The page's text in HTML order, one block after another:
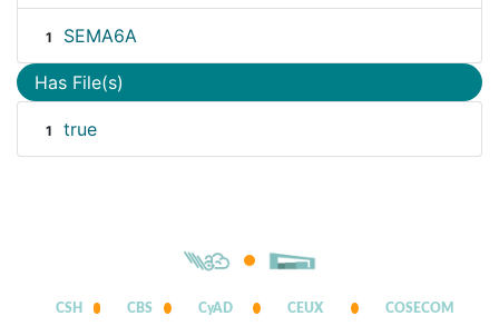
1 SEMA6A
Has File(s)
1 true
CSH CBS CyAD CEUX COSECOM